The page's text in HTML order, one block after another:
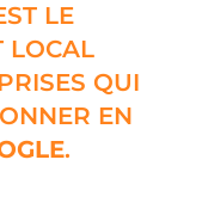
LE
LOCAL
QUI
EN
.